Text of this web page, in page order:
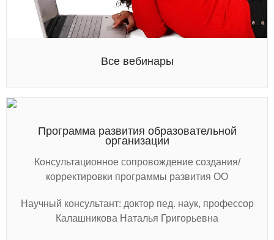
Все вебинары
Программа развития образовательной
организации
Консультационное сопровождение создания/
корректировки программы развития ОО
Научный консультант: доктор пед. наук, профессор
Калашникова Наталья Григорьевна